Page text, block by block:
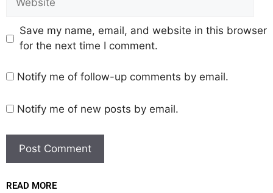
Save my name, email, and website in this browser
for the next time I comment.
Notify me of follow-up comments by email.
Notify me of new posts by email.
READ MORE